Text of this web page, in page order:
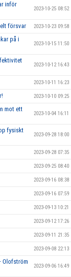
inför
2023-10-25 08:52
försvar 2023-10-23 09:58
på i
2023-10-15 11:50
2023-10-12 16:43
2023-10-11 16:23
2023-10-10 09:25
mot ett
2023-10-04 16:11
fysiskt
2023-09-28 18:00
2023-09-28 07:35
2023-09-25 08:40
2023-09-16 08:38
2023-09-16 07:59
2023-09-13 10:21
2023-09-12 17:26
2023-09-11 21:35
2023-09-08 22:13
Olofström
2023-09-06 16:49